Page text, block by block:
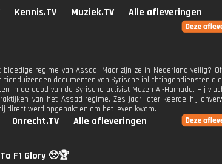
Kennis.TV Muziek.TV Alle afleveringen
regime van Assad. Maar zijn ze in Nederland veilig?
documenten van Syrische inlichtingendiensten
in de dood van de Syrische activist Mazen Al-Hamada. Hij
van het Assad-regime. Zes jaar later keerde hij
direct werd opgepakt en om het leven kwam.
Onrecht.TV Alle afleveringen
F1 Glory 🥹🏆